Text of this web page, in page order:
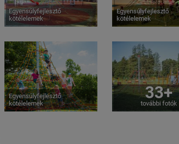
Egyensúlyfejlesztő
kötélelemek
Egyensúlyfejlesztő
kötélelemek
Egyensúlyfejlesztő
kötélelemek
33+
további fotók